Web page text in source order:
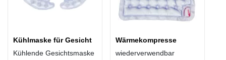
Kühlmaske für Gesicht
Kühlende Gesichtsmaske
Wärmekompresse
wiederverwendbar